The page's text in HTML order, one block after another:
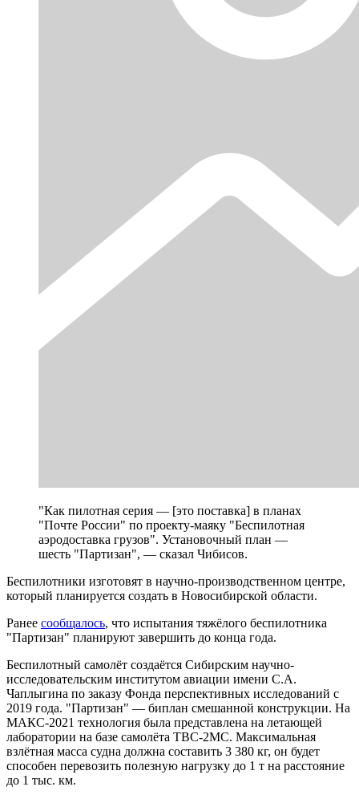
"Как пилотная серия — [это поставка] в планах
"Почте России" по проекту-маяку "Беспилотная
аэродоставка грузов". Установочный план —
шесть "Партизан", — сказал Чибисов.
Беспилотники изготовят в научно-производственном центре,
который планируется создать в Новосибирской области.
Ранее сообщалось, что испытания тяжёлого беспилотника
"Партизан" планируют завершить до конца года.
Беспилотный самолёт создаётся Сибирским научно-
исследовательским институтом авиации имени С.А.
Чаплыгина по заказу Фонда перспективных исследований с
2019 года. "Партизан" — биплан смешанной конструкции. На
МАКС-2021 технология была представлена на летающей
лаборатории на базе самолёта ТВС-2МС. Максимальная
взлётная масса судна должна составить 3 380 кг, он будет
способен перевозить полезную нагрузку до 1 т на расстояние
до 1 тыс. км.